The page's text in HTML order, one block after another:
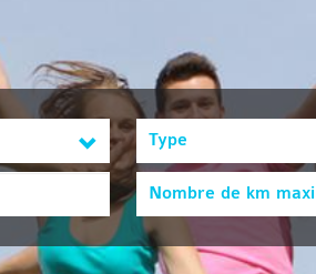
Type
Nombre de km maxi